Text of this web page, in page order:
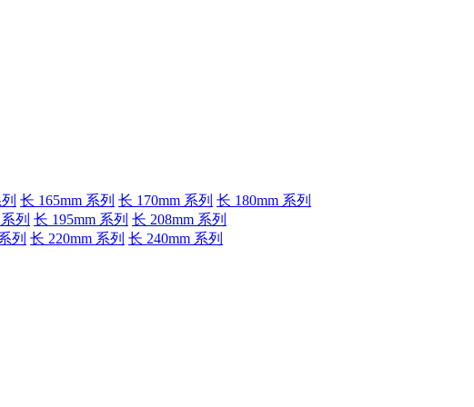
长 165mm 系列 长 170mm 系列 长 180mm 系列
列 长 195mm 系列 长 208mm 系列
列 长 220mm 系列 长 240mm 系列